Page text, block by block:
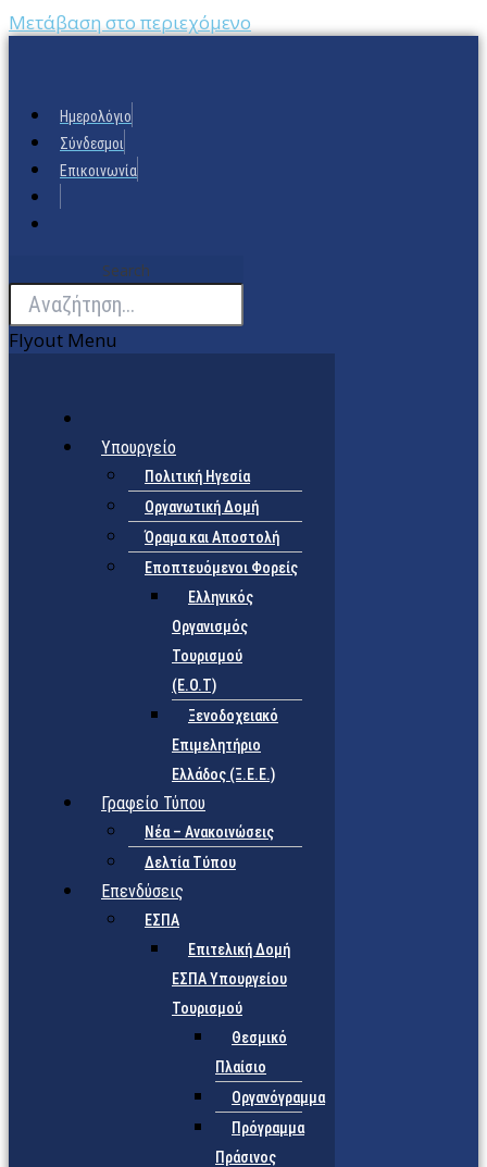
Μετάβαση στο περιεχόμενο
Ημερολόγιο
Σύνδεσμοι
Επικοινωνία
Search
Flyout Menu
Υπουργείο
Πολιτική Ηγεσία
Οργανωτική Δομή
Όραμα και Αποστολή
Εποπτευόμενοι Φορείς
Eλληνικός
Οργανισμός
Τουρισμού
(Ε.Ο.Τ)
Ξενοδοχειακό
Επιμελητήριο
Ελλάδος (Ξ.Ε.Ε.)
Γραφείο Τύπου
Νέα – Ανακοινώσεις
Δελτία Τύπου
Επενδύσεις
ΕΣΠΑ
Επιτελική Δομή
ΕΣΠΑ Υπουργείου
Τουρισμού
Θεσμικό
Πλαίσιο
Οργανόγραμμα
Πρόγραμμα
Πράσινος